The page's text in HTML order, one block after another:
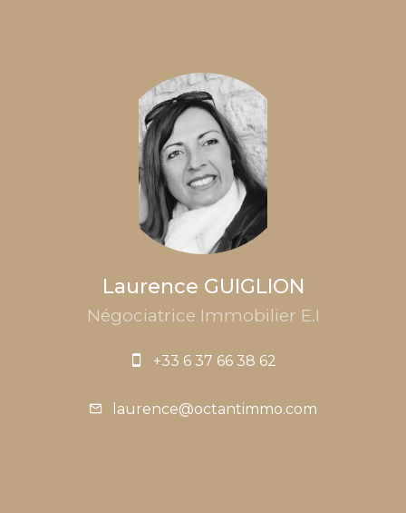
Laurence GUIGLION
Négociatrice Immobilier E.I
+33 6 37 66 38 62
laurence@octantimmo.com